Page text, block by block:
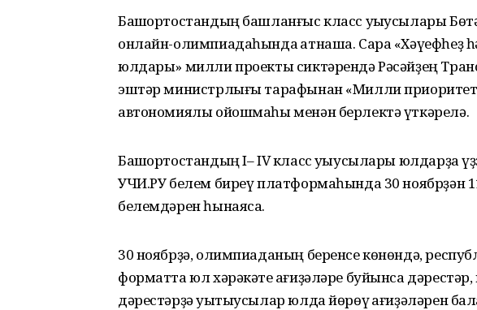
Башҡортостандың башланғыс класс уҡыусылары
онлайн-олимпиадаһында ҡатнаша. Сара «Хәүефһеҙ
юлдары» милли проекты сиктәрендә Рәсәйҙең
эштәр министрлығы тарафынан «Милли
автономиялы ойошмаһы менән берлектә үткәрелә.
Башҡортостандың I– IV класс уҡыусылары юлдарҙа
УЧИ.РУ белем биреү платформаһында 30 ноябрҙән
белемдәрен һынаясаҡ.
30 ноябрҙә, олимпиаданың беренсе көнөндә,
форматта юл хәрәкәте ҡағиҙәләре буйынса
дәрестәрҙә уҡытыусылар юлда йөрөү ҡағиҙәләрен